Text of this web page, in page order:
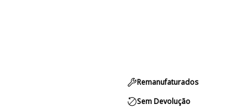
Remanufaturados
Sem Devolução